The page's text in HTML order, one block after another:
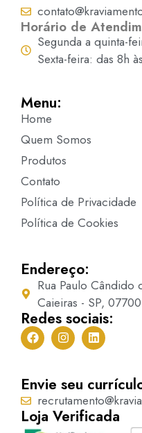
Horário de
Segunda a quinta-
Sexta-feira: das 8h
Menu:
Home
Quem Somos
Produtos
Contato
Política de Privacidade
Política de Cookies
Endereço:
Rua Paulo Cândido
Caieiras - SP,
Redes sociais:
Envie seu
Loja Verificada